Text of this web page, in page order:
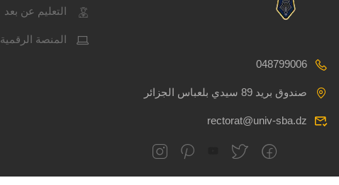
048799006
صندوق بريد 89 سيدي بلعباس الجزائر
rectorat@univ-sba.dz
التعليم عن بعد
المنصة الرقمية